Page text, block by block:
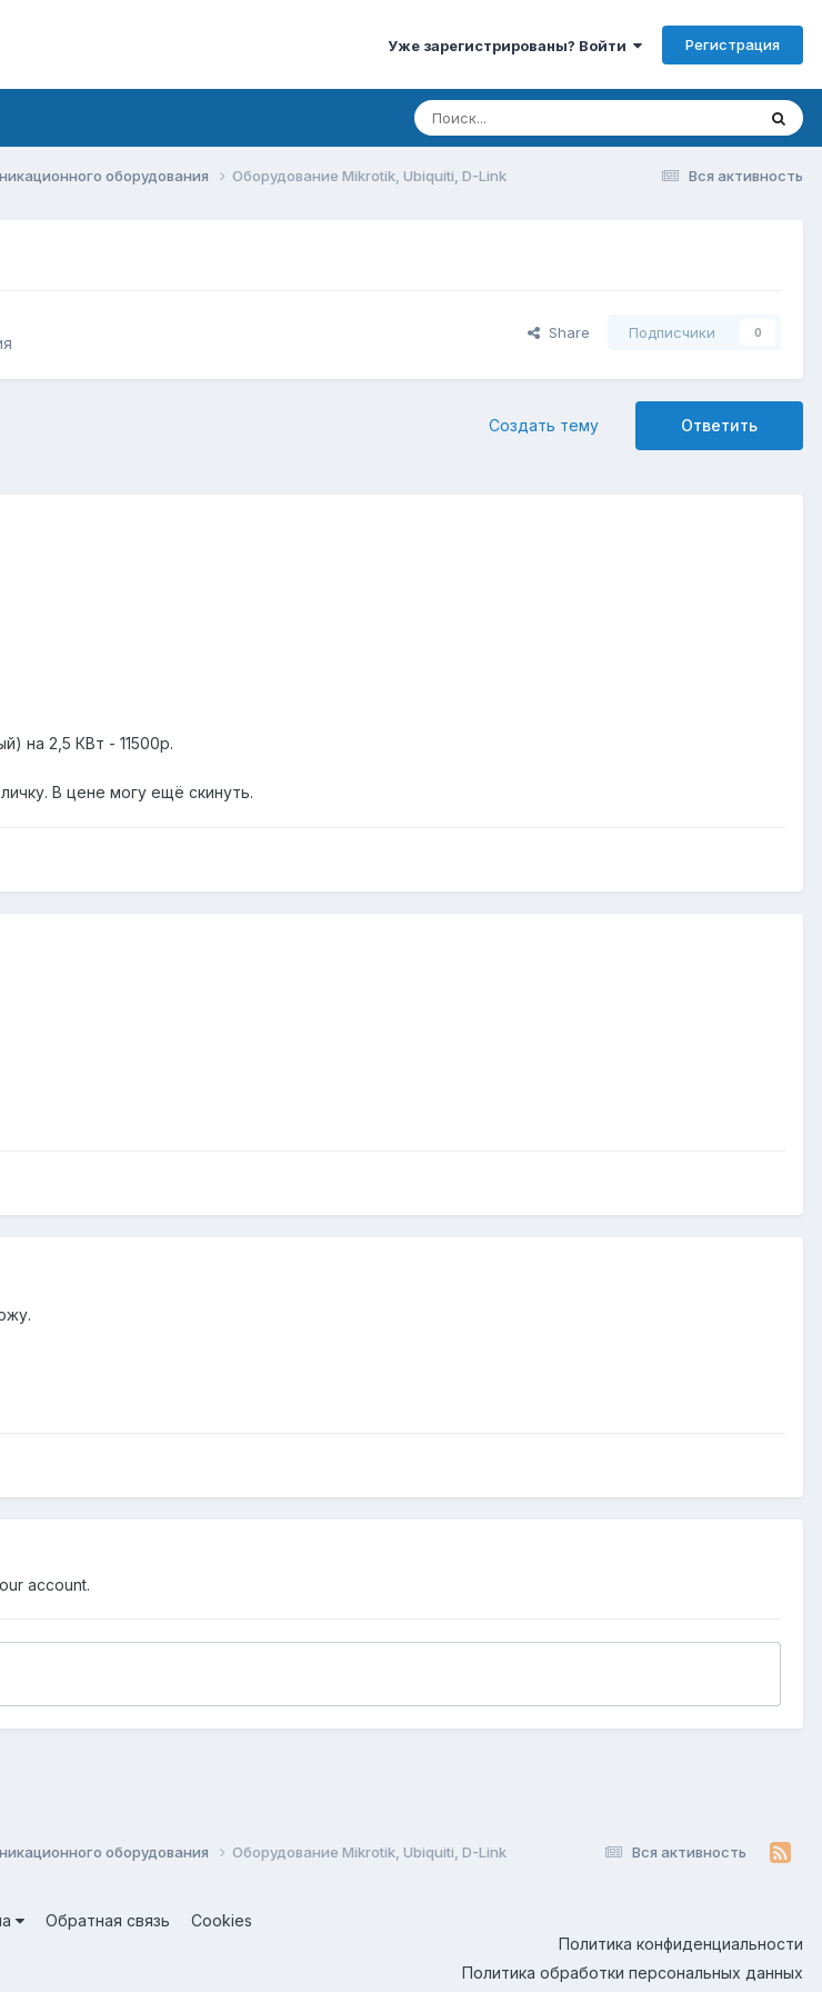
Уже зарегистрированы? Войти Регистрация
Вся активность
оборудования Оборудование Mikrotik, Ubiquiti, D-Link
Share Подписчики 0
Ответить
Создать тему
на 2,5 КВт - 11500р.
В цене могу ещё скинуть.
account.
Вся активность
оборудования Оборудование Mikrotik, Ubiquiti, D-Link
Обратная связь
Cookies
Политика конфиденциальности
Политика обработки персональных данных